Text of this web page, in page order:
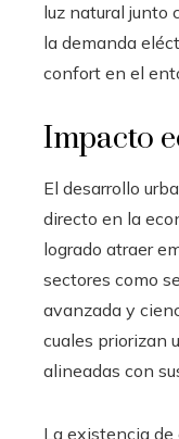
luz natural junto
la demanda
confort en el
Impacto
El desarrollo
directo en la
logrado atraer
sectores como
avanzada y
cuales priorizan
alineadas con
La existencia de